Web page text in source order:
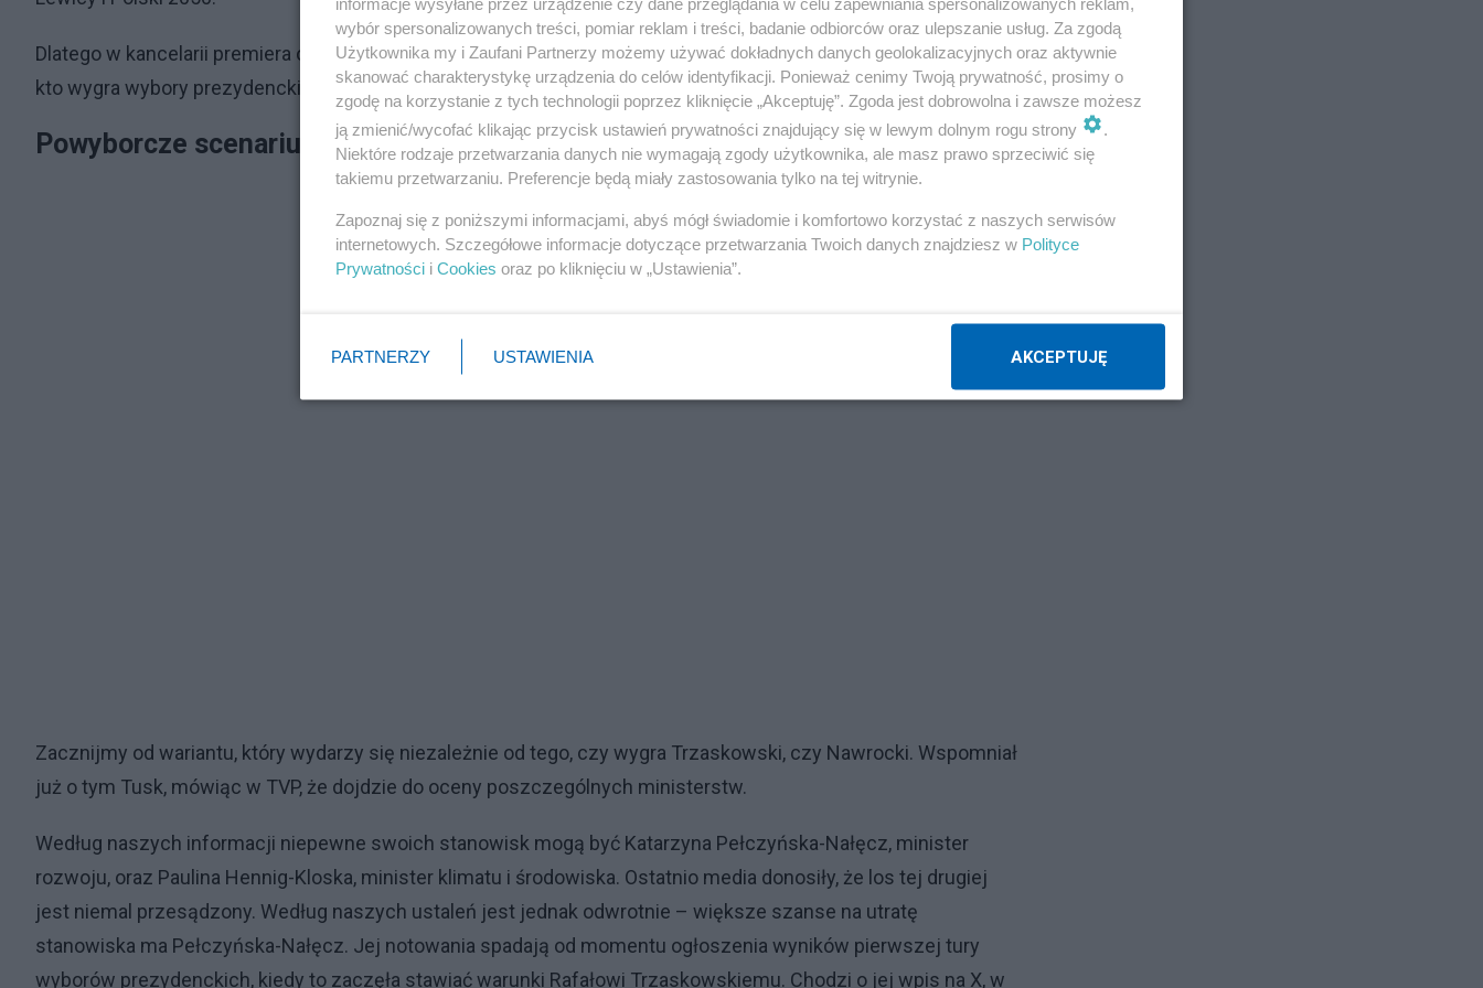
Dlatego w kancelarii premiera opracowywane są różne scenariusze, z których każdy dostosowany jest do tego,
kto wygra wybory prezydenckie.
Powyborcze scenariusze Donalda Tuska
Zacznijmy od wariantu, który wydarzy się niezależnie od tego, czy wygra Trzaskowski, czy Nawrocki. Wspomniał
już o tym Tusk, mówiąc w TVP, że dojdzie do oceny poszczególnych ministerstw.
Według naszych informacji niepewne swoich stanowisk mogą być Katarzyna Pełczyńska-Nałęcz, minister
rozwoju, oraz Paulina Hennig-Kloska, minister klimatu i środowiska. Ostatnio media donosiły, że los tej drugiej
jest niemal przesądzony. Według naszych ustaleń jest jednak odwrotnie – większe szanse na utratę
stanowiska ma Pełczyńska-Nałęcz. Jej notowania spadają od momentu ogłoszenia wyników pierwszej tury
wyborów prezydenckich, kiedy to zaczęła stawiać warunki Rafałowi Trzaskowskiemu. Chodzi o jej wpis na X, w
wybór spersonalizowanych treści, pomiar reklam i treści, badanie odbiorców oraz ulepszanie usług. Za zgodą
Użytkownika my i Zaufani Partnerzy możemy używać dokładnych danych geolokalizacyjnych oraz aktywnie
skanować charakterystykę urządzenia do celów identyfikacji. Ponieważ cenimy Twoją prywatność, prosimy o
zgodę na korzystanie z tych technologii poprzez kliknięcie „Akceptuję”. Zgoda jest dobrowolna i zawsze możesz
ją zmienić/wycofać klikając przycisk ustawień prywatności znajdujący się w lewym dolnym rogu strony
.
Niektóre rodzaje przetwarzania danych nie wymagają zgody użytkownika, ale masz prawo sprzeciwić się
takiemu przetwarzaniu. Preferencje będą miały zastosowania tylko na tej witrynie.
Zapoznaj się z poniższymi informacjami, abyś mógł świadomie i komfortowo korzystać z naszych serwisów
internetowych. Szczegółowe informacje dotyczące przetwarzania Twoich danych znajdziesz w Polityce
Prywatności i Cookies oraz po kliknięciu w „Ustawienia”.
PARTNERZY USTAWIENIA AKCEPTUJĘ